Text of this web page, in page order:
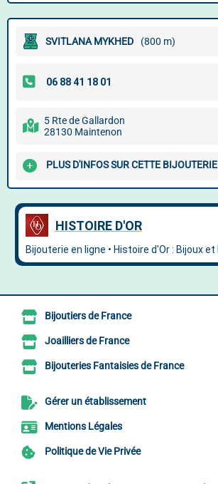
SVITLANA MYKHED (800 m)
5 Rte de Gallardon
28130 Maintenon
PLUS D'INFOS SUR CETTE BIJOUTERIE
Bijoutiers de France
Joailliers de France
Bijouteries Fantaisies de France
Gérer un établissement
Mentions Légales
Politique de Vie Privée